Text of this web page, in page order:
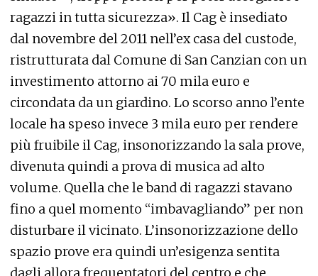
ragazzi in tutta sicurezza». Il Cag è insediato
dal novembre del 2011 nell’ex casa del custode,
ristrutturata dal Comune di San Canzian con un
investimento attorno ai 70 mila euro e
circondata da un giardino. Lo scorso anno l’ente
locale ha speso invece 3 mila euro per rendere
più fruibile il Cag, insonorizzando la sala prove,
divenuta quindi a prova di musica ad alto
volume. Quella che le band di ragazzi stavano
fino a quel momento “imbavagliando” per non
disturbare il vicinato. L’insonorizzazione dello
spazio prove era quindi un’esigenza sentita